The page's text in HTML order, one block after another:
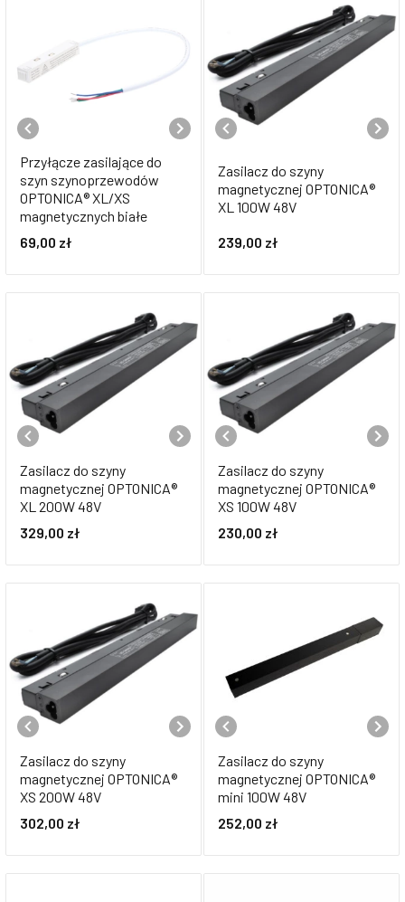
Przyłącze zasilające do
szyn szynoprzewodów
OPTONICA® XL/XS
magnetycznych białe
69,00 zł
Zasilacz do szyny
magnetycznej OPTONICA®
XL 100W 48V
239,00 zł
Zasilacz do szyny
magnetycznej OPTONICA®
XL 200W 48V
329,00 zł
Zasilacz do szyny
magnetycznej OPTONICA®
XS 100W 48V
230,00 zł
Zasilacz do szyny
magnetycznej OPTONICA®
XS 200W 48V
302,00 zł
Zasilacz do szyny
magnetycznej OPTONICA®
mini 100W 48V
252,00 zł